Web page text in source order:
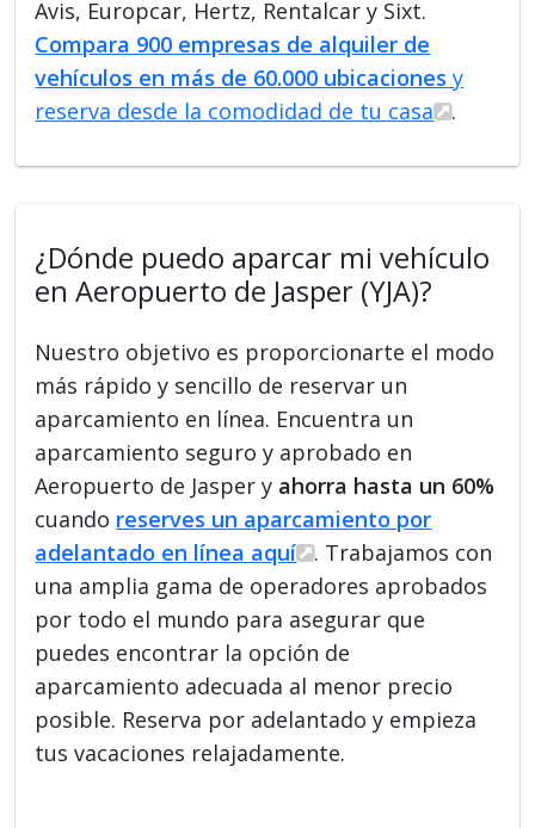
Avis, Europcar, Hertz, Rentalcar y Sixt.
Compara 900 empresas de alquiler de
vehículos en más de 60.000 ubicaciones y
reserva desde la comodidad de tu casa
.
¿Dónde puedo aparcar mi vehículo
en Aeropuerto de Jasper (YJA)?
Nuestro objetivo es proporcionarte el modo
más rápido y sencillo de reservar un
aparcamiento en línea. Encuentra un
aparcamiento seguro y aprobado en
Aeropuerto de Jasper y ahorra hasta un 60%
cuando reserves un aparcamiento por
adelantado en línea aquí
. Trabajamos con
una amplia gama de operadores aprobados
por todo el mundo para asegurar que
puedes encontrar la opción de
aparcamiento adecuada al menor precio
posible. Reserva por adelantado y empieza
tus vacaciones relajadamente.